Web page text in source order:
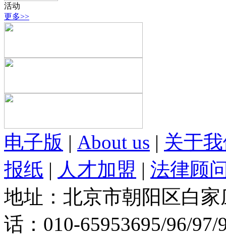
活动
更多>>
电子版 | About us | 关于
报纸 | 人才加盟 | 法律顾
地址：北京市朝阳区白
话：010-65953695/96/